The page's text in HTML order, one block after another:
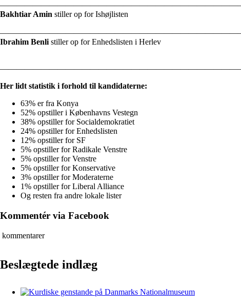
Bakhtiar Amin stiller op for Ishøjlisten
Ibrahim Benlistiller op for Enhedslisten i Herlev
Her lidt statistik i forhold til kandidaterne:
63% er fra Konya
52% opstiller i Københavns Vestegn
38% opstiller for Socialdemokratiet
24% opstiller for Enhedslisten
12% opstiller for SF
5% opstiller for Radikale Venstre
5% opstiller for Venstre
5% opstiller for Konservative
3% opstiller for Moderaterne
1% opstiller for Liberal Alliance
Og resten fra andre lokale lister
Kommentér via Facebook
kommentarer
Beslægtede indlæg